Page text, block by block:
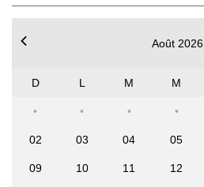
Août 2026
D L M M
02 03 04 05
09 10 11 12